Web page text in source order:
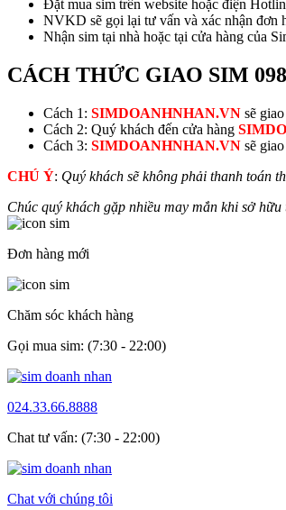
Đặt mua sim trên website hoặc điện
NVKD sẽ gọi lại tư vấn và xác nhận đơn
Nhận sim tại nhà hoặc tại cửa hàng của
CÁCH THỨC GIAO SIM
Cách 1: SIMDOANHNHAN.VN sẽ
Cách 2: Quý khách đến cửa hàng
Cách 3: SIMDOANHNHAN.VN sẽ
CHÚ Ý: Quý khách sẽ không phải thanh toán
Chúc quý khách gặp nhiều may mắn khi sở hữu
Đơn hàng mới
Chăm sóc khách hàng
Gọi mua sim: (7:30 - 22:00)
024.33.66.8888
Chat tư vấn: (7:30 - 22:00)
Chat với chúng tôi